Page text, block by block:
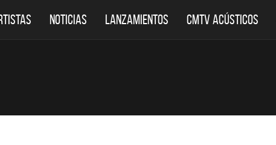
NOTICIAS LANZAMIENTOS CMTV ACÚSTICOS